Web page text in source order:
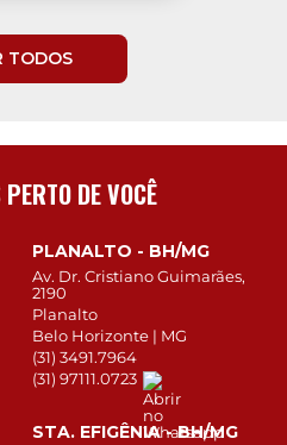
TODOS
DE VOCÊ
PLANALTO - BH/MG
Av. Dr. Cristiano Guimarães,
2190
Planalto
Belo Horizonte | MG
(31) 3491.7964
(31) 97111.0723
STA. EFIGÊNIA - BH/MG